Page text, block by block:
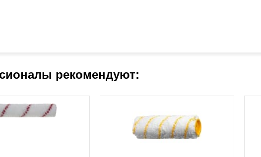
рекомендуют: